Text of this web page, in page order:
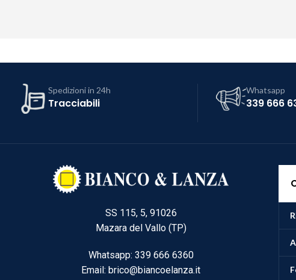
Spedizioni in 24h
Tracciabili
Whatsapp
339 666
SS 115, 5, 91026
Mazara del Vallo (TP)
Whatsapp: 339 666 6360
Email: brico@biancoelanza.it